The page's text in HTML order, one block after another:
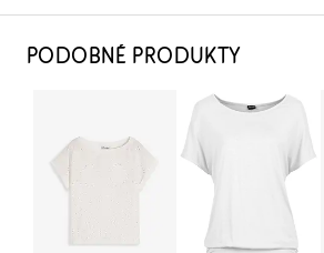
PODOBNÉ PRODUKTY